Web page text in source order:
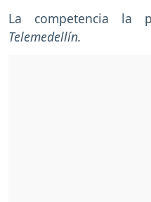
La competencia la
Telemedellín.